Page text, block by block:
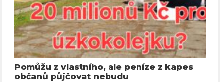
Pomůžu z vlastního, ale peníze z kapes
občanů půjčovat nebudu